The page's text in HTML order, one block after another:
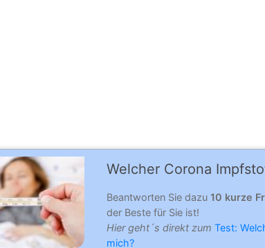
Welcher Corona
Beantworten Sie dazu 10 kurze
der Beste für Sie ist!
Hier geht´s direkt zum Test:
mich?